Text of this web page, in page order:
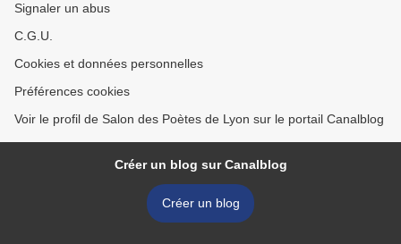
Signaler un abus
C.G.U.
Cookies et données personnelles
Préférences cookies
Voir le profil de Salon des Poètes de Lyon sur le portail Canalblog
Créer un blog sur Canalblog
Créer un blog